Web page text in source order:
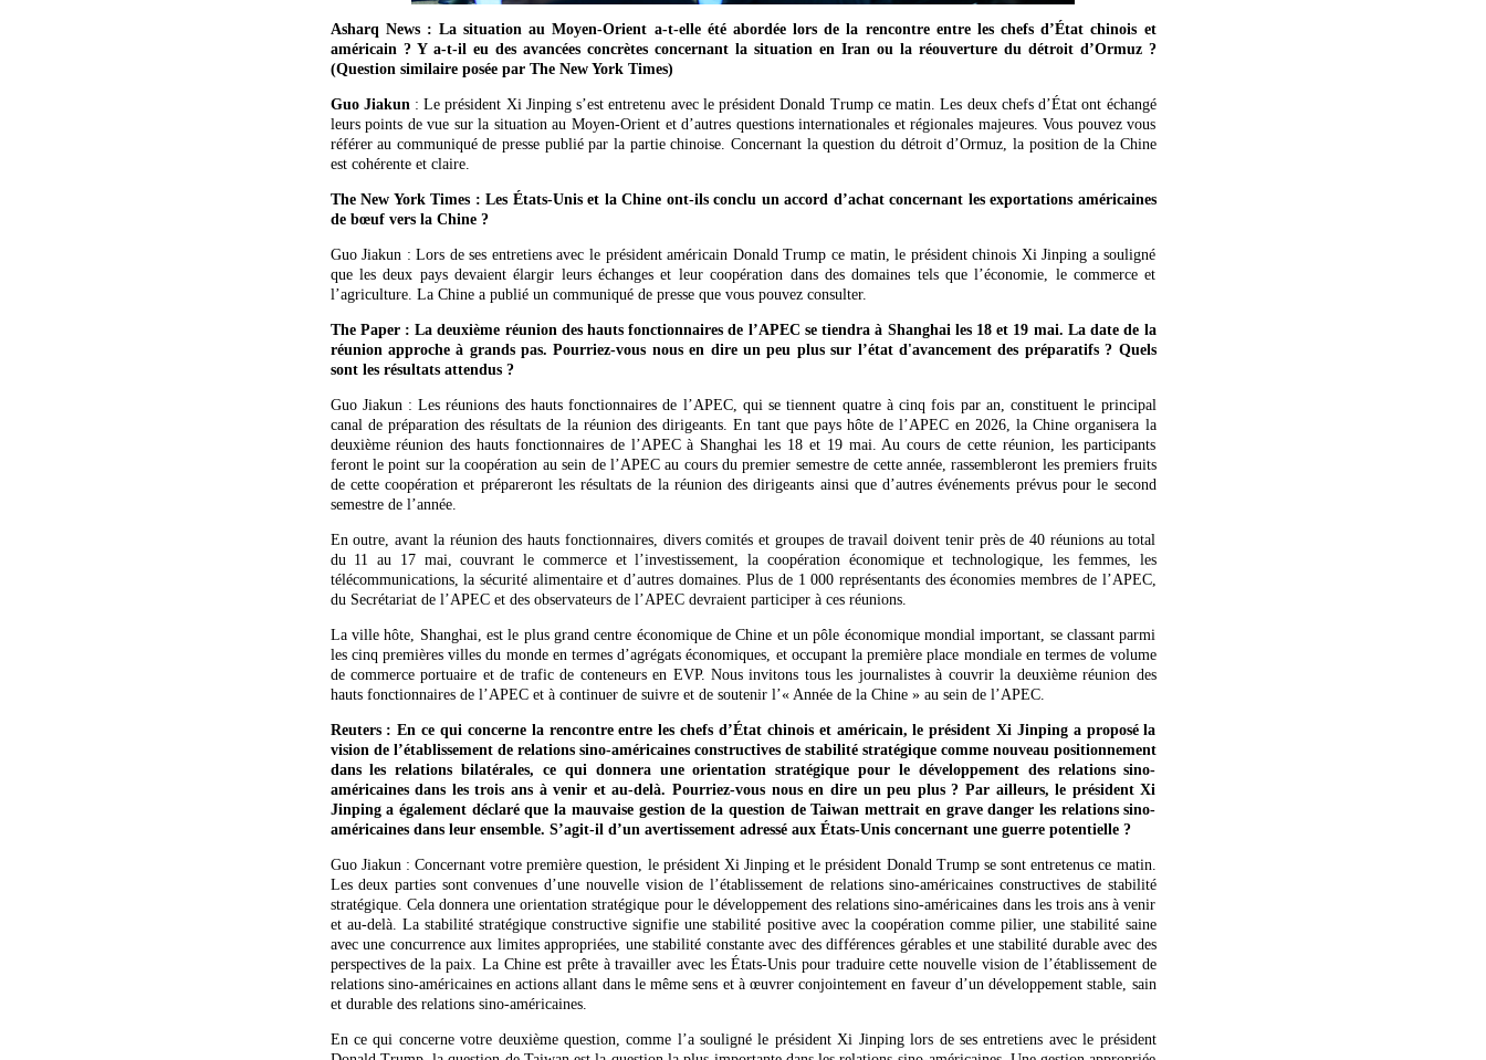
Asharq News : La situation au Moyen-Orient a-t-elle été abordée lors de la rencontre entre les chefs d’État chinois et
américain ? Y a-t-il eu des avancées concrètes concernant la situation en Iran ou la réouverture du détroit d’Ormuz ?
(Question similaire posée par The New York Times)
Guo Jiakun: Le président Xi Jinping s’est entretenu avec le président Donald Trump ce matin. Les deux chefs d’État ont échangé
leurs points de vue sur la situation au Moyen-Orient et d’autres questions internationales et régionales majeures. Vous pouvez vous
référer au communiqué de presse publié par la partie chinoise. Concernant la question du détroit d’Ormuz, la position de la Chine
est cohérente et claire.
The New York Times : Les États-Unis et la Chine ont-ils conclu un accord d’achat concernant les exportations américaines
de bœuf vers la Chine ?
Guo Jiakun : Lors de ses entretiens avec le président américain Donald Trump ce matin, le président chinois Xi Jinping a souligné
que les deux pays devaient élargir leurs échanges et leur coopération dans des domaines tels que l’économie, le commerce et
l’agriculture. La Chine a publié un communiqué de presse que vous pouvez consulter.
The Paper : La deuxième réunion des hauts fonctionnaires de l’APEC se tiendra à Shanghai les 18 et 19 mai. La date de la
réunion approche à grands pas. Pourriez-vous nous en dire un peu plus sur l’état d'avancement des préparatifs ? Quels
sont les résultats attendus ?
Guo Jiakun : Les réunions des hauts fonctionnaires de l’APEC, qui se tiennent quatre à cinq fois par an, constituent le principal
canal de préparation des résultats de la réunion des dirigeants. En tant que pays hôte de l’APEC en 2026, la Chine organisera la
deuxième réunion des hauts fonctionnaires de l’APEC à Shanghai les 18 et 19 mai. Au cours de cette réunion, les participants
feront le point sur la coopération au sein de l’APEC au cours du premier semestre de cette année, rassembleront les premiers fruits
de cette coopération et prépareront les résultats de la réunion des dirigeants ainsi que d’autres événements prévus pour le second
semestre de l’année.
En outre, avant la réunion des hauts fonctionnaires, divers comités et groupes de travail doivent tenir près de 40 réunions au total
du 11 au 17 mai, couvrant le commerce et l’investissement, la coopération économique et technologique, les femmes, les
télécommunications, la sécurité alimentaire et d’autres domaines. Plus de 1 000 représentants des économies membres de l’APEC,
du Secrétariat de l’APEC et des observateurs de l’APEC devraient participer à ces réunions.
La ville hôte, Shanghai, est le plus grand centre économique de Chine et un pôle économique mondial important, se classant parmi
les cinq premières villes du monde en termes d’agrégats économiques, et occupant la première place mondiale en termes de volume
de commerce portuaire et de trafic de conteneurs en EVP. Nous invitons tous les journalistes à couvrir la deuxième réunion des
hauts fonctionnaires de l’APEC et à continuer de suivre et de soutenir l’« Année de la Chine » au sein de l’APEC.
Reuters : En ce qui concerne la rencontre entre les chefs d’État chinois et américain, le président Xi Jinping a proposé la
vision de l’établissement de relations sino-américaines constructives de stabilité stratégique comme nouveau positionnement
dans les relations bilatérales, ce qui donnera une orientation stratégique pour le développement des relations sino-
américaines dans les trois ans à venir et au-delà. Pourriez-vous nous en dire un peu plus ? Par ailleurs, le président Xi
Jinping a également déclaré que la mauvaise gestion de la question de Taiwan mettrait en grave danger les relations sino-
américaines dans leur ensemble. S’agit-il d’un avertissement adressé aux États-Unis concernant une guerre potentielle ?
Guo Jiakun : Concernant votre première question, le président Xi Jinping et le président Donald Trump se sont entretenus ce matin.
Les deux parties sont convenues d’une nouvelle vision de l’établissement de relations sino-américaines constructives de stabilité
stratégique. Cela donnera une orientation stratégique pour le développement des relations sino-américaines dans les trois ans à venir
et au-delà. La stabilité stratégique constructive signifie une stabilité positive avec la coopération comme pilier, une stabilité saine
avec une concurrence aux limites appropriées, une stabilité constante avec des différences gérables et une stabilité durable avec des
perspectives de la paix. La Chine est prête à travailler avec les États-Unis pour traduire cette nouvelle vision de l’établissement de
relations sino-américaines en actions allant dans le même sens et à œuvrer conjointement en faveur d’un développement stable, sain
et durable des relations sino-américaines.
En ce qui concerne votre deuxième question, comme l’a souligné le président Xi Jinping lors de ses entretiens avec le président